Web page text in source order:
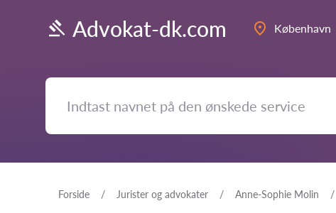
Advokat-dk.com København
Forside Jurister og advokater Anne-Sophie Molin